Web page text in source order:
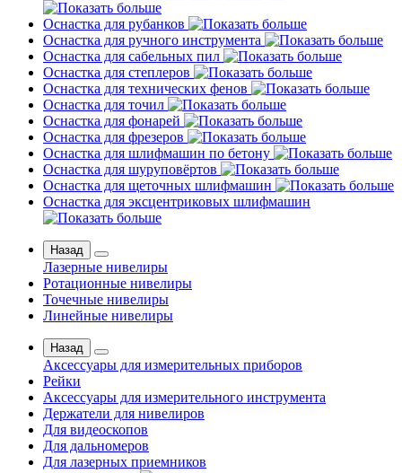
Оснастка для рубанков
Оснастка для ручного инструмента
Оснастка для сабельных пил
Оснастка для степлеров
Оснастка для технических фенов
Оснастка для точил
Оснастка для фонарей
Оснастка для фрезеров
Оснастка для шлифмашин по бетону
Оснастка для шуруповёртов
Оснастка для щеточных шлифмашин
Оснастка для эксцентриковых шлифмашин
Назад
Лазерные нивелиры
Ротационные нивелиры
Точечные нивелиры
Линейные нивелиры
Назад
Аксессуары для измерительных приборов
Рейки
Аксессуары для измерительного инструмента
Держатели для нивелиров
Для видеоскопов
Для дальномеров
Для лазерных приемников